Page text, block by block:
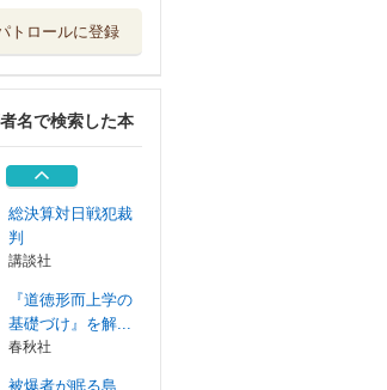
トロールに登録
名で検索した本
君はいま夢を見て
春秋社
『純粋理性批判』
を立て直す カ...
春秋社
総決算対日戦犯裁
判
講談社
『道徳形而上学の
基礎づけ』を解...
春秋社
被爆者が眠る島